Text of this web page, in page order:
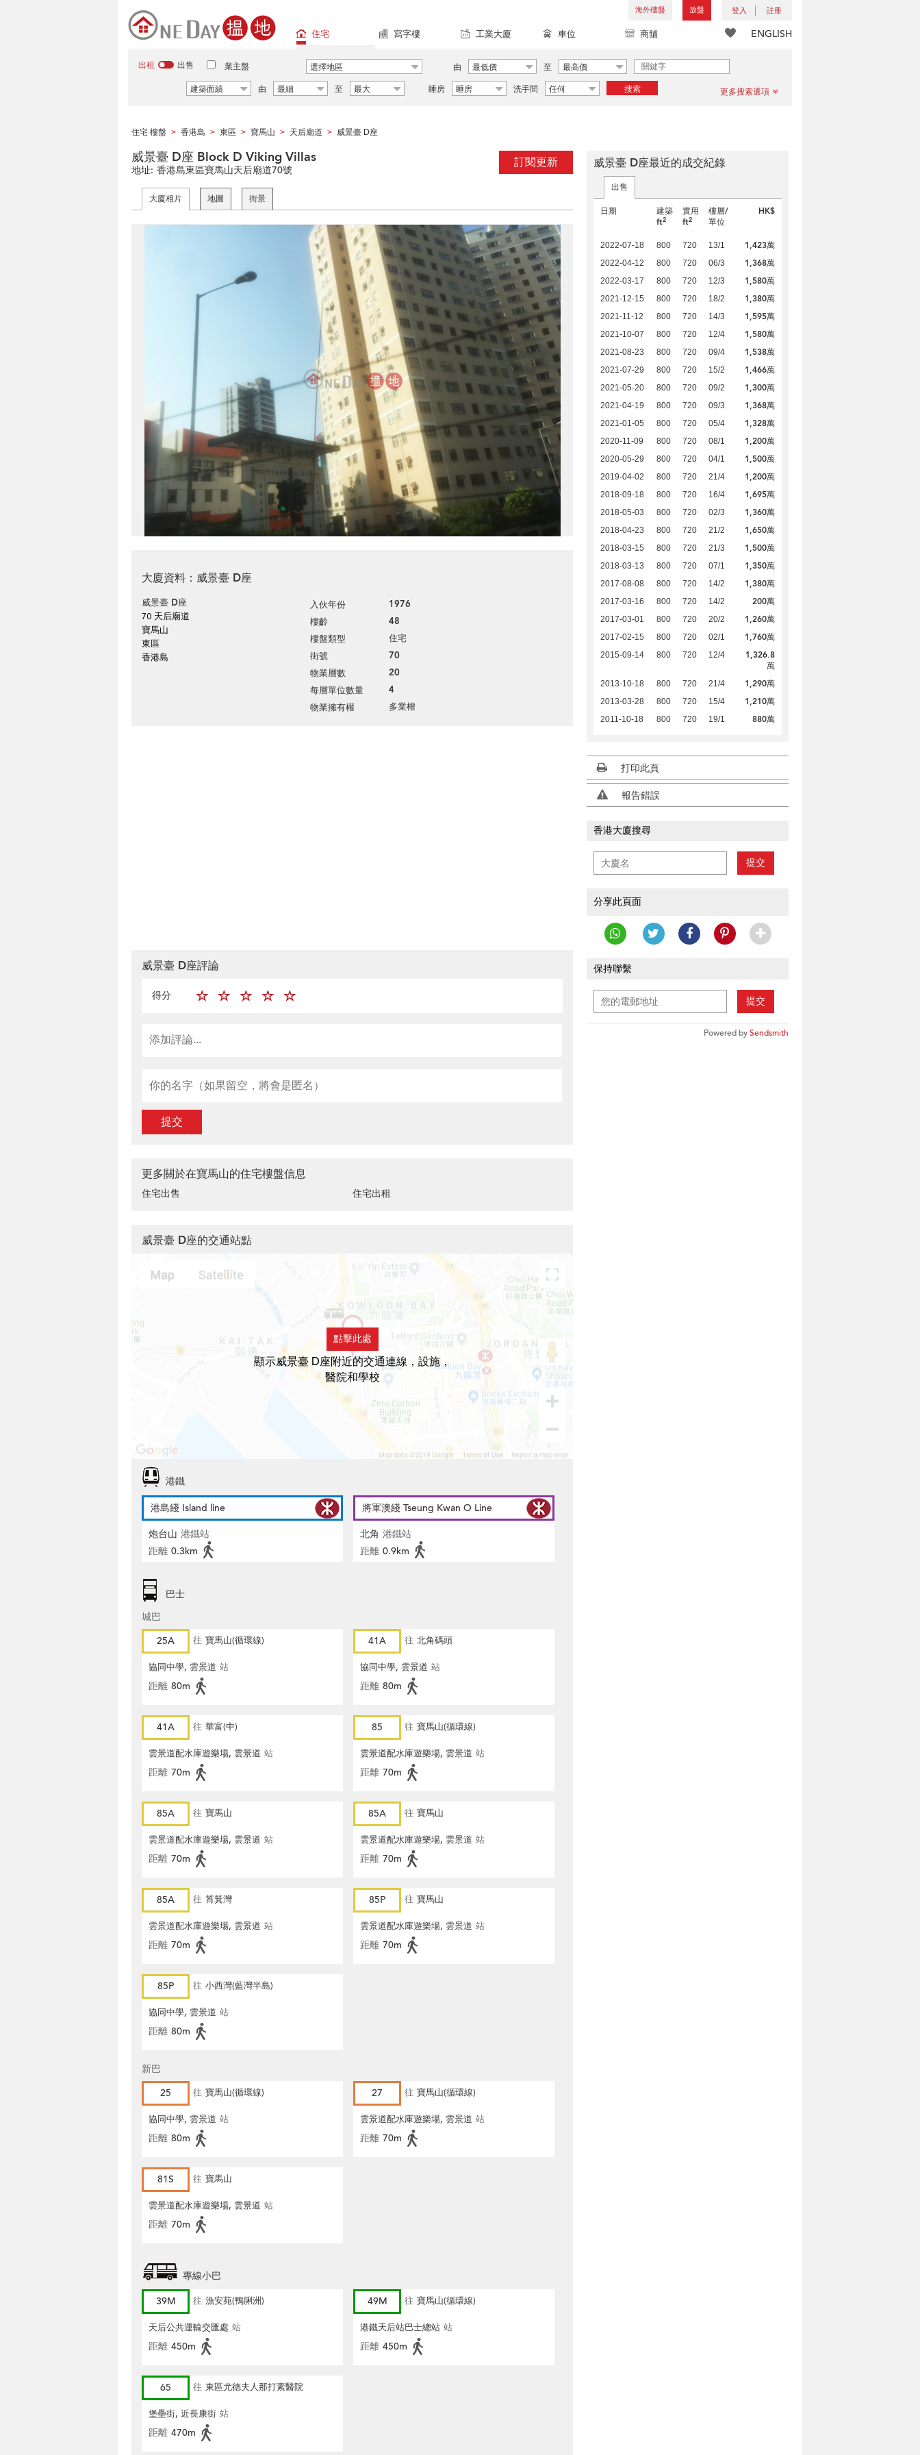
海外樓盤 放盤 登入 註冊
ENGLISH
住宅 寫字樓 工業大廈 車位 商舖
出租 出售 業主盤 選擇地區 由 最低價 至
最高價
建築面績
由 最細 至 最大 睡房 睡房 洗手間 任何 搜索 更多搜索選項
住宅 樓盤 > 香港島 > 東區 > 寶馬山 > 天后廟道 > 威景臺 D座
訂閱更新
威景臺 D座 Block D Viking Villas
地址: 香港島東區寶馬山天后廟道70號
大廈相片 地圖 街景
大廈資料：威景臺 D座
威景臺 D座
70 天后廟道
寶馬山
東區
香港島
入伙年份 1976
樓齡 48
樓盤類型 住宅
街號 70
物業層數 20
每層單位數量 4
物業擁有權 多業權
威景臺 D座評論
得分
提交
更多關於在寶馬山的住宅樓盤信息
住宅出售 住宅出租
威景臺 D座的交通站點
點擊此處
顯示威景臺 D座附近的交通連線，設施，
醫院和學校
港鐵
港島綫 Island line
炮台山 港鐵站
距離 0.3km
將軍澳綫 Tseung Kwan O Line
北角 港鐵站
距離 0.9km
巴士
城巴
25A
往 寶馬山(循環線)
協同中學, 雲景道 站
距離 80m
41A 往 北角碼頭
協同中學, 雲景道 站
距離 80m
41A 往 華富(中)
雲景道配水庫遊樂場, 雲景道 站
距離 70m
85 往 寶馬山(循環線)
雲景道配水庫遊樂場, 雲景道 站
距離 70m
85A 往 寶馬山
雲景道配水庫遊樂場, 雲景道 站
距離 70m
85A 往 寶馬山
雲景道配水庫遊樂場, 雲景道 站
距離 70m
85A 往 筲箕灣
雲景道配水庫遊樂場, 雲景道 站
距離 70m
85P 往 寶馬山
雲景道配水庫遊樂場, 雲景道 站
距離 70m
85P 往 小西灣(藍灣半島)
協同中學, 雲景道 站
距離 80m
新巴
25
往 寶馬山(循環線)
協同中學, 雲景道 站
距離 80m
27 往 寶馬山(循環線)
雲景道配水庫遊樂場, 雲景道 站
距離 70m
81S 往 寶馬山
雲景道配水庫遊樂場, 雲景道 站
距離 70m
專線小巴
39M
往 漁安苑(鴨脷洲)
天后公共運輸交匯處 站
距離 450m
49M 往 寶馬山(循環線)
港鐵天后站巴士總站 站
距離 450m
65 往 東區尤德夫人那打素醫院
堡壘街, 近長康街 站
距離 470m
威景臺 D座最近的成交紀錄
出售
日期
建築
ft2
實用
ft2
樓層/
單位
HK$
2022-07-18 800 720 13/1 1,423萬
2022-04-12 800 720 06/3 1,368萬
2022-03-17 800 720 12/3 1,580萬
2021-12-15 800 720 18/2 1,380萬
2021-11-12 800 720 14/3 1,595萬
2021-10-07 800 720 12/4 1,580萬
2021-08-23 800 720 09/4 1,538萬
2021-07-29 800 720 15/2 1,466萬
2021-05-20 800 720 09/2 1,300萬
2021-04-19 800 720 09/3 1,368萬
2021-01-05 800 720 05/4 1,328萬
2020-11-09 800 720 08/1 1,200萬
2020-05-29 800 720 04/1 1,500萬
2019-04-02 800 720 21/4 1,200萬
2018-09-18 800 720 16/4 1,695萬
2018-05-03 800 720 02/3 1,360萬
2018-04-23 800 720 21/2 1,650萬
2018-03-15 800 720 21/3 1,500萬
2018-03-13 800 720 07/1 1,350萬
2017-08-08 800 720 14/2 1,380萬
2017-03-16 800 720 14/2 200萬
2017-03-01 800 720 20/2 1,260萬
2017-02-15 800 720 02/1 1,760萬
2015-09-14 800 720 12/4
1,326.8
萬
2013-10-18 800 720 21/4 1,290萬
2013-03-28 800 720 15/4 1,210萬
2011-10-18 800 720 19/1 880萬
打印此頁
報告錯誤
香港大廈搜尋
提交
分享此頁面
保持聯繫
提交
Powered bySendsmith